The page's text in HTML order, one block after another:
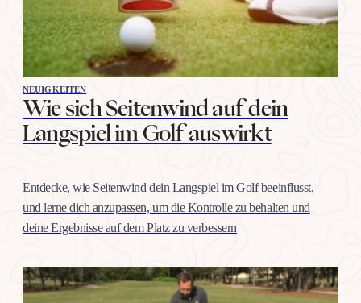
NEUIGKEITEN
Wie sich Seitenwind auf dein
Langspiel im Golf auswirkt
Entdecke, wie Seitenwind dein Langspiel im Golf beeinflusst,
und lerne dich anzupassen, um die Kontrolle zu behalten und
deine Ergebnisse auf dem Platz zu verbessern